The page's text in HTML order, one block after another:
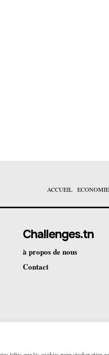
ACCUEIL ECONOMIE
Challenges.tn
à propos de nous
Contact